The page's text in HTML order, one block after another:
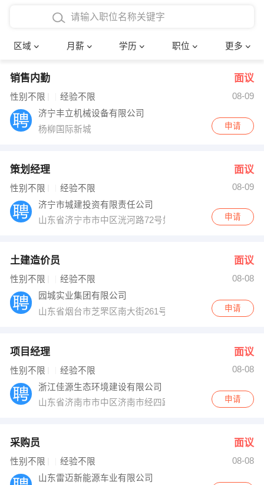
区域 月薪 学历 职位 更多
4000-5000元
8000-12000元
12000-20000元
博士
文员
财务会计
网络IT
快递员
收银员 技术员/工程师
出纳
编辑
跟单
其他职位
确定
销售内勤 面议
性别不限 经验不限
08-09
济宁丰立机械设备有限公司
杨柳国际新城
申请
策划经理 面议
性别不限 经验不限
08-09
济宁市城建投资有限责任公司
山东省济宁市市中区洸河路72号如意科技大厦12楼
申请
土建造价员 面议
性别不限 经验不限
08-08
园城实业集团有限公司
山东省烟台市芝罘区南大街261号
申请
项目经理 面议
性别不限 经验不限
08-08
浙江佳源生态环境建设有限公司
山东省济南市市中区济南市经四路288号恒昌大厦1210室
申请
采购员 面议
性别不限 经验不限
08-08
山东雷迈新能源车业有限公司